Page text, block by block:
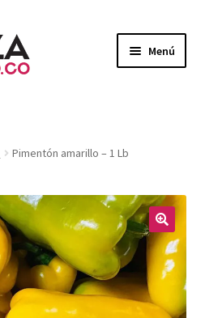
Menú
el
menú
hijo
Pimentón amarillo – 1 Lb
🔍